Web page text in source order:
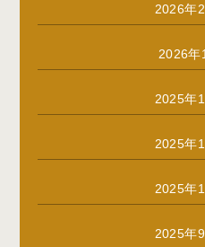
2026年2
2026年
2025年
2025年
2025年
2025年9